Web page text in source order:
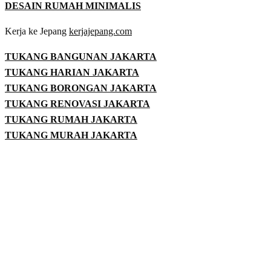
DESAIN RUMAH MINIMALIS
Kerja ke Jepang kerjajepang.com
TUKANG BANGUNAN JAKARTA
TUKANG HARIAN JAKARTA
TUKANG BORONGAN JAKARTA
TUKANG RENOVASI JAKARTA
TUKANG RUMAH JAKARTA
TUKANG MURAH JAKARTA